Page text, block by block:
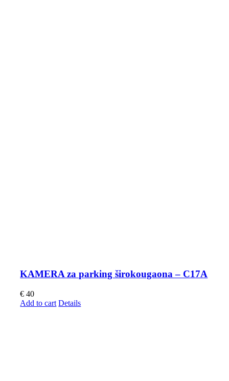
KAMERA za parking širokougaona – C17A
€ 40
Add to cart Details